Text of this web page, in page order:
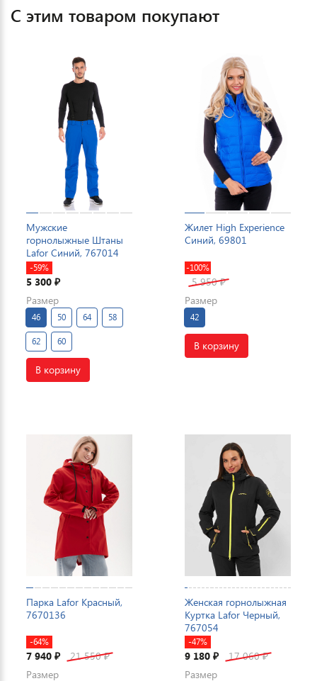
С этим товаром покупают
Мужские
горнолыжные Штаны
Lafor Синий, 767014
-59%
5 300 ₽
Размер
46 50 64 58
62 60
В корзину
Жилет High Experience
Синий, 69801
-100%
5 950₽
Размер
42
В корзину
Парка Lafor Красный,
7670136
-64%
7 940 ₽ 21 550₽
Размер
Женская горнолыжная
Куртка Lafor Черный,
767054
-47%
9 180 ₽ 17 060₽
Размер